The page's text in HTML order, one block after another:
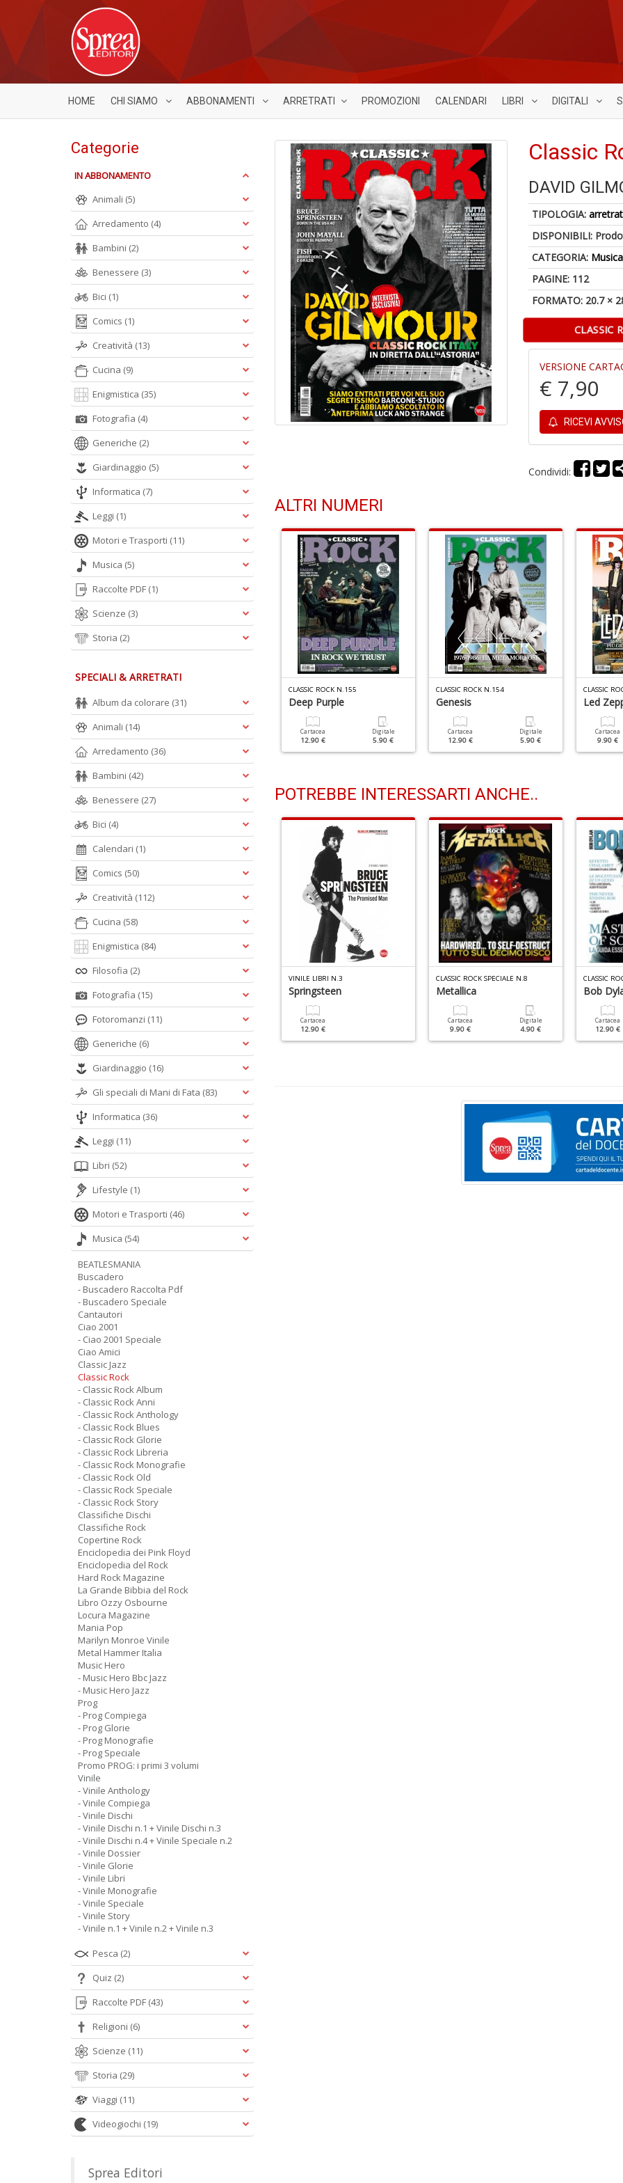
HOME CHI SIAMO ABBONAMENTI ARRETRATI PROMOZIONI CALENDARI LIBRI DIGITALI
Classic
DAVID
TIPOLOGIA:
DISPONIBILI:
CATEGORIA: Musica
PAGINE: 112
FORMATO: 20.7 ×
CLASSIC
VERSIONE
€ 7,90
RICEVI
Condividi:
ALTRI NUMERI
Digitale
4.90 €
Frank Zappa
7.90 €
Digitale
3.50 €
CLASSIC ROCK N.155
Deep Purple
Cartacea
12.90 €
Digitale
5.90 €
CLASSIC ROCK N.154
Genesis
Cartacea
12.90 €
Digitale
5.90 €
CLASSIC
Led
Cartacea
9.90 €
POTREBBE INTERESSARTI ANCHE..
Rari E Preziosi
Digitale
5.90 €
Cartacea
12.90 €
VINILE LIBRI N.3
Springsteen
Cartacea
12.90 €
CLASSIC ROCK SPECIALE N.8
Metallica
Cartacea
9.90 €
Digitale
4.90 €
CLASSIC
Bob
Cartacea
12.90 €
Categorie
IN ABBONAMENTO
Animali (5)
Arredamento (4)
Bambini (2)
Benessere (3)
Bici (1)
Comics (1)
Creatività (13)
Cucina (9)
Enigmistica (35)
Fotografia (4)
Generiche (2)
Giardinaggio (5)
Informatica (7)
Leggi (1)
Motori e Trasporti (11)
Musica (5)
Raccolte PDF (1)
Scienze (3)
Storia (2)
SPECIALI & ARRETRATI
Album da colorare (31)
Animali (14)
Arredamento (36)
Bambini (42)
Benessere (27)
Bici (4)
Calendari (1)
Comics (50)
Creatività (112)
Cucina (58)
Enigmistica (84)
Filosofia (2)
Fotografia (15)
Fotoromanzi (11)
Generiche (6)
Giardinaggio (16)
Gli speciali di Mani di Fata (83)
Informatica (36)
Leggi (11)
Libri (52)
Lifestyle (1)
Motori e Trasporti (46)
Musica (54)
BEATLESMANIA
Buscadero
- Buscadero Raccolta Pdf
- Buscadero Speciale
Cantautori
Ciao 2001
- Ciao 2001 Speciale
Ciao Amici
Classic Jazz
Classic Rock
- Classic Rock Album
- Classic Rock Anni
- Classic Rock Anthology
- Classic Rock Blues
- Classic Rock Glorie
- Classic Rock Libreria
- Classic Rock Monografie
- Classic Rock Old
- Classic Rock Speciale
- Classic Rock Story
Classifiche Dischi
Classifiche Rock
Copertine Rock
Enciclopedia dei Pink Floyd
Enciclopedia del Rock
Hard Rock Magazine
La Grande Bibbia del Rock
Libro Ozzy Osbourne
Locura Magazine
Mania Pop
Marilyn Monroe Vinile
Metal Hammer Italia
Music Hero
- Music Hero Bbc Jazz
- Music Hero Jazz
Prog
- Prog Compiega
- Prog Glorie
- Prog Monografie
- Prog Speciale
Promo PROG: i primi 3 volumi
Vinile
- Vinile Anthology
- Vinile Compiega
- Vinile Dischi
- Vinile Dischi n.1 + Vinile Dischi n.3
- Vinile Dischi n.4 + Vinile Speciale n.2
- Vinile Dossier
- Vinile Glorie
- Vinile Libri
- Vinile Monografie
- Vinile Speciale
- Vinile Story
- Vinile n.1 + Vinile n.2 + Vinile n.3
Pesca (2)
Quiz (2)
Raccolte PDF (43)
Religioni (6)
Scienze (11)
Storia (29)
Viaggi (11)
Videogiochi (19)
Sprea Editori